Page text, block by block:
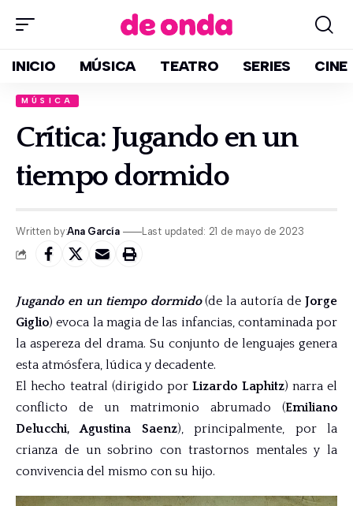
INICIO MÚSICA TEATRO SERIES CINE
MÚSICA
Crítica: Jugando en un
tiempo dormido
Written by:Ana García Last updated: 21 de mayo de 2023
Jugando en un tiempo dormido(de la autoría deJorge
Giglio) evoca la magia de las infancias, contaminada por
la aspereza del drama. Su conjunto de lenguajes genera
esta atmósfera, lúdica y decadente.
El hecho teatral (dirigido porLizardo Laphitz) narra el
conflicto de un matrimonio abrumado (Emiliano
Delucchi, Agustina Saenz), principalmente, por la
crianza de un sobrino con trastornos mentales y la
convivencia del mismo con su hijo.